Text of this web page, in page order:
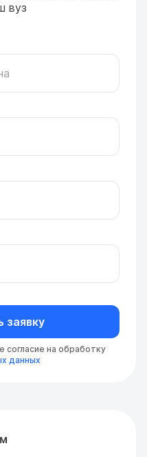
вуз
заявку
согласие на обработку
данных